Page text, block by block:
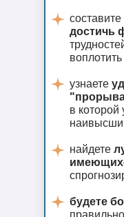
составите
достичь
узнаете
в
найдете
будете